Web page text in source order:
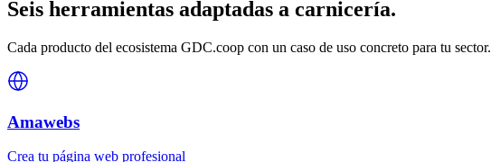
Seis herramientas adaptadas a carnicería.
Cada producto del ecosistema GDC.coop con un caso de uso concreto para tu sector.
Amawebs
Crea tu página web profesional